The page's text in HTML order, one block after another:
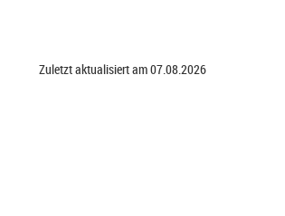
Zuletzt aktualisiert am 07.08.2026